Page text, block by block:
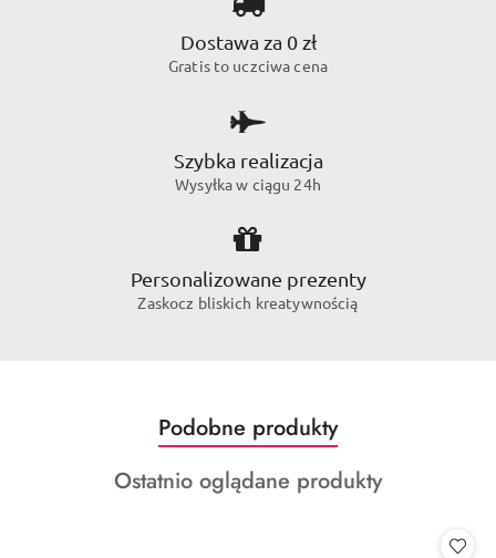
Dostawa za 0 zł
Gratis to uczciwa cena
Szybka realizacja
Wysyłka w ciągu 24h
Personalizowane prezenty
Zaskocz bliskich kreatywnością
Pomiń karuzelę produktów
Produkty
o
statusie:
Podobne produkty
Produkty
Ostatnio oglądane produkty